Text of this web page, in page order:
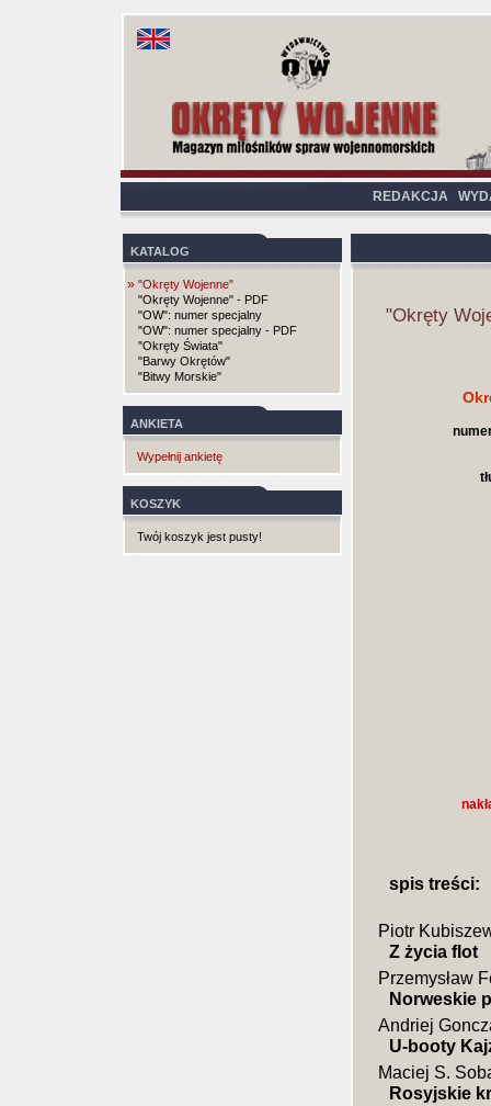
REDAKCJA
KATALOG
» "Okręty Wojenne"
"Okręty Wojenne" - PDF
"OW": numer specjalny
"OW": numer specjalny - PDF
"Okręty Świata"
"Barwy Okrętów"
"Bitwy Morskie"
ANKIETA
Wypełnij ankietę
KOSZYK
Twój koszyk jest pusty!
"Okręty
spis treści:
Piotr
Z życia flot
Przemysław
Norweskie
Andriej
U-booty
Maciej S.
Rosyjskie